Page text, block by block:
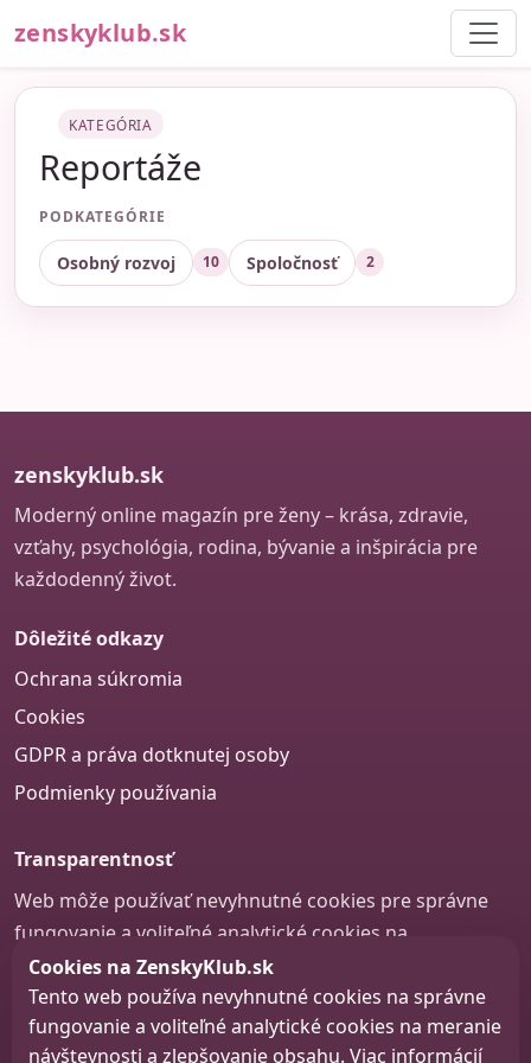
zenskyklub.sk
KATEGÓRIA
Reportáže
PODKATEGÓRIE
Osobný rozvoj 10 Spoločnosť 2
zenskyklub.sk
Moderný online magazín pre ženy – krása, zdravie,
vzťahy, psychológia, rodina, bývanie a inšpirácia pre
každodenný život.
Dôležité odkazy
Ochrana súkromia
Cookies
GDPR a práva dotknutej osoby
Podmienky používania
Transparentnosť
Web môže používať nevyhnutné cookies pre správne
fungovanie a voliteľné analytické cookies na
zlepšovanie obsahu a používateľskej skúsenosti.
Nastavenie cookies
Cookies na ZenskyKlub.sk
Tento web používa nevyhnutné cookies na správne
fungovanie a voliteľné analytické cookies na meranie
návštevnosti a zlepšovanie obsahu. Viac informácií